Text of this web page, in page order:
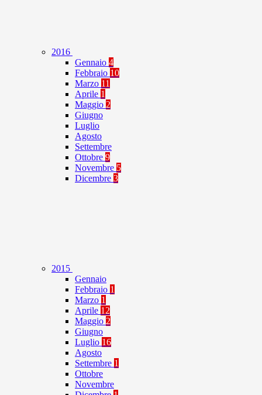
2016
Gennaio 4
Febbraio 10
Marzo 11
Aprile 1
Maggio 2
Giugno
Luglio
Agosto
Settembre
Ottobre 9
Novembre 5
Dicembre 3
2015
Gennaio
Febbraio 1
Marzo 1
Aprile 12
Maggio 2
Giugno
Luglio 16
Agosto
Settembre 1
Ottobre
Novembre